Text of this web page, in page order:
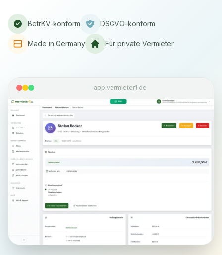
BetrKV-konform DSGVO-konform
Made in Germany Für private Vermieter
app.vermieter1.de